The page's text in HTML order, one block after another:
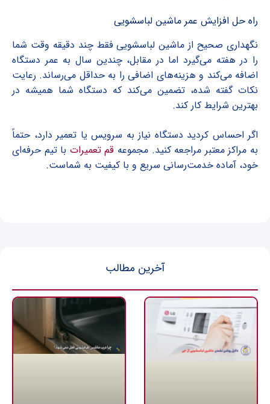
راه حل افزایش عمر ماشین لباسشویی
نگهداری صحیح از ماشین لباسشویی فقط چند دقیقه وقت شما
را در هفته می‌گیرد اما در مقابل، چندین سال به عمر دستگاه
اضافه می‌کند و هزینه‌های اضافی را به حداقل می‌رساند. رعایت
نکات گفته شده، تضمین می‌کند که دستگاه شما همیشه در
بهترین شرایط کار کند.
اگر احساس کردید دستگاه نیاز به سرویس یا تعمیر دارد، حتماً
به مراکز معتبر مراجعه کنید. مجموعه قم تعمیرات با تیم حرفه‌ای
خود، آماده خدمت‌رسانی سریع و با کیفیت به شماست.
آخرین مطالب